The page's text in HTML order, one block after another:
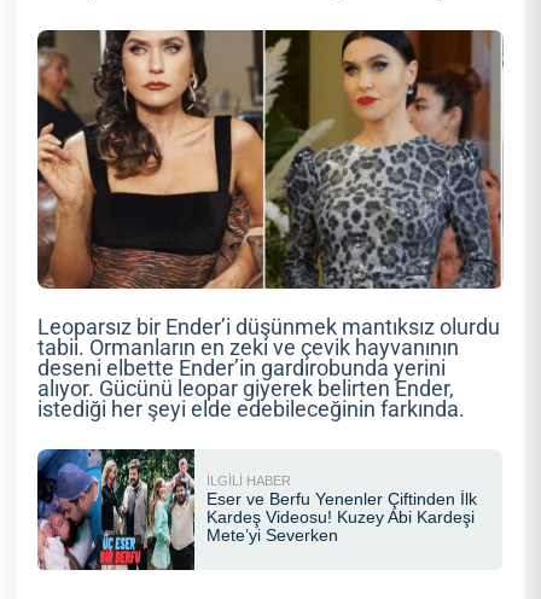
Leoparsız bir Ender’i düşünmek mantıksız olurdu
tabii. Ormanların en zeki ve çevik hayvanının
deseni elbette Ender’in gardırobunda yerini
alıyor. Gücünü leopar giyerek belirten Ender,
istediği her şeyi elde edebileceğinin farkında.